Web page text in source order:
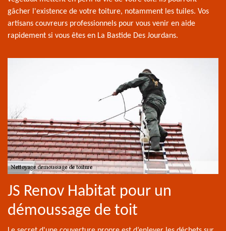
gâcher l'existence de votre toiture, notamment les tuiles. Vos
artisans couvreurs professionnels pour vous venir en aide
rapidement si vous êtes en La Bastide Des Jourdans.
JS Renov Habitat pour un
démoussage de toit